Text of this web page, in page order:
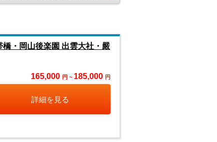
・岡山後楽園 出雲大社・嚴
165,000 円 ~ 185,000 円
詳細を見る